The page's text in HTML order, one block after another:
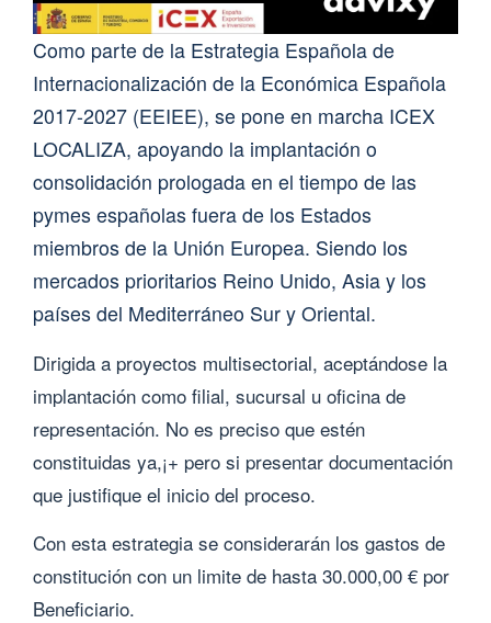
Como parte de la Estrategia Española de
Internacionalización de la Económica Española
2017-2027 (EEIEE), se pone en marcha ICEX
LOCALIZA, apoyando la implantación o
consolidación prologada en el tiempo de las
pymes españolas fuera de los Estados
miembros de la Unión Europea. Siendo los
mercados prioritarios Reino Unido, Asia y los
países del Mediterráneo Sur y Oriental.
Dirigida a proyectos multisectorial, aceptándose la
implantación como filial, sucursal u oficina de
representación. No es preciso que estén
constituidas ya,¡+ pero si presentar documentación
que justifique el inicio del proceso.
Con esta estrategia se considerarán los gastos de
constitución con un limite de hasta 30.000,00 € por
Beneficiario.